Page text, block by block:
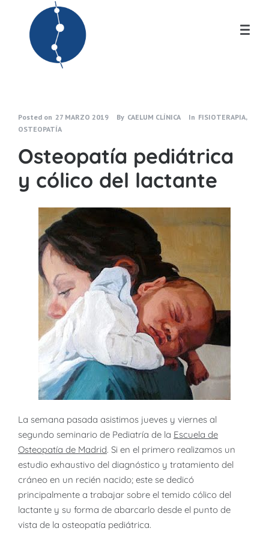
Posted on 27 MARZO 2019 By CAELUM CLÍNICA In FISIOTERAPIA,
OSTEOPATÍA
Osteopatía pediátrica
y cólico del lactante
La semana pasada asistimos jueves y viernes al
segundo seminario de Pediatría de la Escuela de
Osteopatía de Madrid. Si en el primero realizamos un
estudio exhaustivo del diagnóstico y tratamiento del
cráneo en un recién nacido; este se dedicó
principalmente a trabajar sobre el temido cólico del
lactante y su forma de abarcarlo desde el punto de
vista de la osteopatía pediátrica.